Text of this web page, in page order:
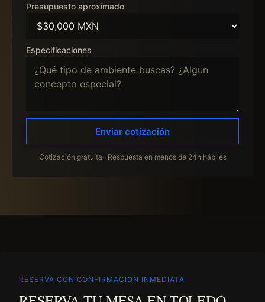
Presupuesto aproximado
Especificaciones
Enviar cotización
Cotización gratuita · Respuesta en menos de 24h hábiles
RESERVA CON CONFIRMACION INMEDIATA